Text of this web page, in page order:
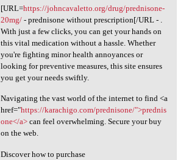
[URL=https://johncavaletto.org/drug/prednisone-
20mg/- prednisone without prescription[/URL - .
With just a few clicks, you can get your hands on
this vital medication without a hassle. Whether
you're fighting minor health annoyances or
looking for preventive measures, this site ensures
you get your needs swiftly.
Navigating the vast world of the internet to find <a
href="https://karachigo.com/prednisone/">prednis
one</a>can feel overwhelming. Secure your buy
on the web.
Discover how to purchase